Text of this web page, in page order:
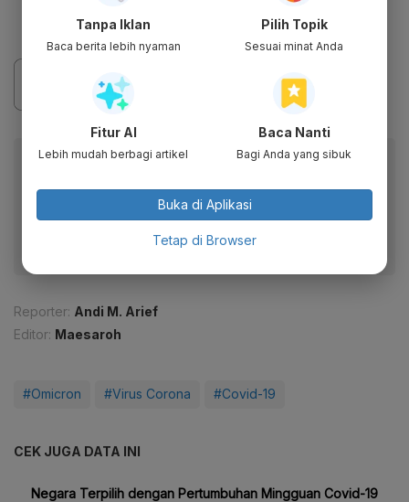
Baca artikel ini lewat aplikasi mobile.
Dapatkan pengalaman membaca lebih nyaman dan nikmati
fitur menarik lainnya lewat aplikasi mobile Katadata.
Reporter: Andi M. Arief
Editor: Maesaroh
#Omicron #Virus Corona #Covid-19
CEK JUGA DATA INI
Tanpa Iklan
Baca berita lebih nyaman
Pilih Topik
Sesuai minat Anda
Fitur AI
Lebih mudah berbagi artikel
Baca Nanti
Bagi Anda yang sibuk
Buka di Aplikasi
Tetap di Browser